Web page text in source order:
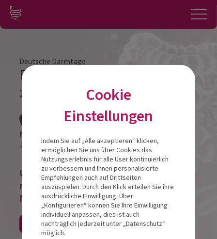
Zum Inhalt springen
Konto
Deutsche Darmtage
Darmtag Erfurt 2026
24.10.2026
NYX Hotel, Erfurt
Juri-Gagarin-Ring 127, 99084 Erfurt
Um eine Veranstaltung zu buchen, bitte
registrieren oder im bestehenden
Nutzerkonto anmelden!
Jetzt anmelden
Cookie
Einstellungen
Indem Sie auf „Alle akzeptieren“ klicken,
ermöglichen Sie uns über Cookies das
Nutzungserlebnis für alle User kontinuierlich
zu verbessern und Ihnen personalisierte
Empfehlungen auch auf Drittseiten
auszuspielen. Durch den Klick erteilen Sie ihre
ausdrückliche Einwilligung. Über
„Konfigurieren“ können Sie Ihre Einwilligung
individuell anpassen, dies ist auch
nachträglich jederzeit unter „Datenschutz“
möglich.